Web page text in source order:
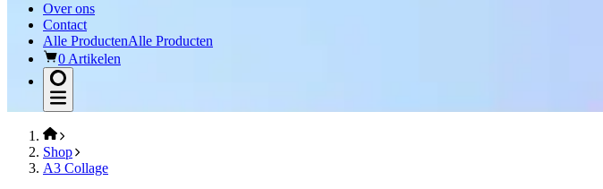
Over ons
Contact
Alle ProductenAlle Producten
0 Artikelen
Shop
A3 Collage